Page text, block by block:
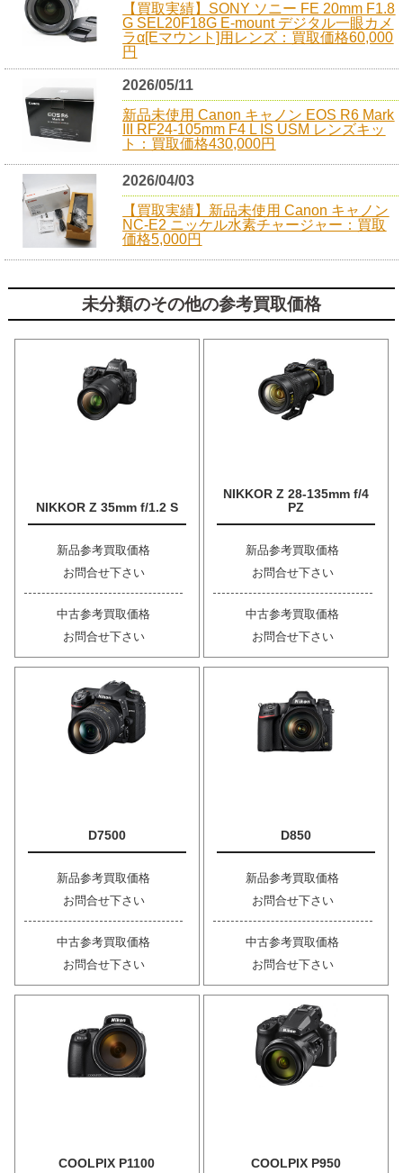
【買取実績】SONY ソニー FE 20mm F1.8
G SEL20F18G E-mount デジタル一眼カメ
ラα[Eマウント]用レンズ：買取価格60,000
円
2026/05/11
新品未使用 Canon キャノン EOS R6 Mark
III RF24-105mm F4 L IS USM レンズキッ
ト：買取価格430,000円
2026/04/03
【買取実績】新品未使用 Canon キャノン
NC-E2 ニッケル水素チャージャー：買取
価格5,000円
未分類のその他の参考買取価格
NIKKOR Z 35mm f/1.2 S
新品参考買取価格
お問合せ下さい
中古参考買取価格
お問合せ下さい
NIKKOR Z 28-135mm f/4
PZ
新品参考買取価格
お問合せ下さい
中古参考買取価格
お問合せ下さい
D7500
新品参考買取価格
お問合せ下さい
中古参考買取価格
お問合せ下さい
D850
新品参考買取価格
お問合せ下さい
中古参考買取価格
お問合せ下さい
COOLPIX P1100 COOLPIX P950